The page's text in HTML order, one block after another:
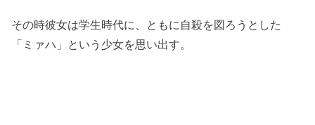
その時彼女は学生時代に、ともに自殺を図ろうとした
「ミァハ」という少女を思い出す。